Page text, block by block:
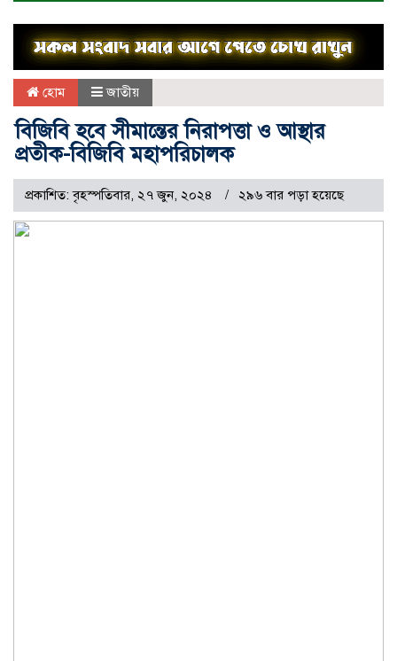
হোম জাতীয়
বিজিবি হবে সীমান্তের নিরাপত্তা ও আস্থার
প্রতীক-বিজিবি মহাপরিচালক
প্রকাশিত: বৃহস্পতিবার, ২৭ জুন, ২০২৪ ২৯৬ বার পড়া হয়েছে